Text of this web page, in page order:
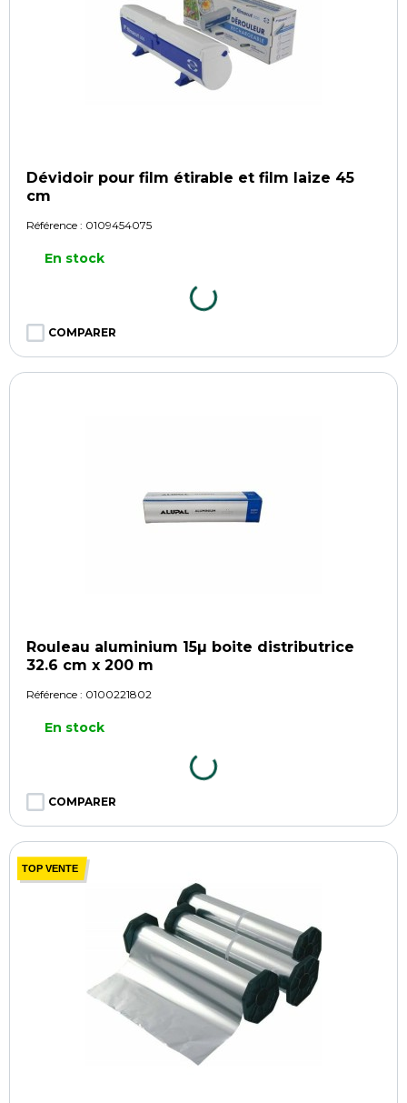
Dévidoir pour film étirable et film laize 45
cm
Référence : 0109454075
En stock
COMPARER
Rouleau aluminium 15µ boite distributrice
32.6 cm x 200 m
Référence : 0100221802
En stock
COMPARER
TOP VENTE